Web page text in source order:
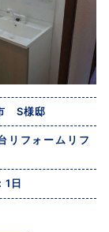
S様邸
リフォームリフ
1日